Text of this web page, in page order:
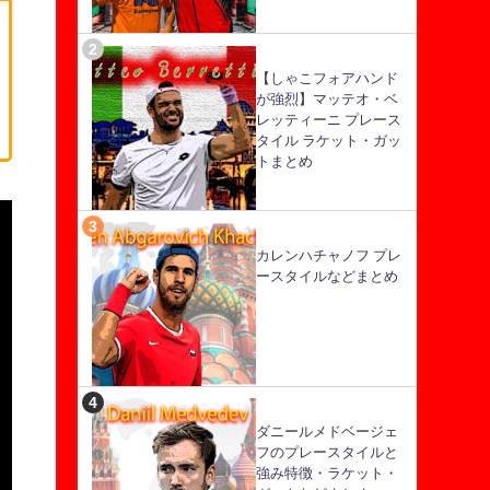
【しゃこフォアハンド
が強烈】マッテオ・ベ
レッティーニ プレース
タイル ラケット・ガッ
トまとめ
カレンハチャノフ プレ
ースタイルなどまとめ
ダニールメドベージェ
フのプレースタイルと
強み特徴・ラケット・